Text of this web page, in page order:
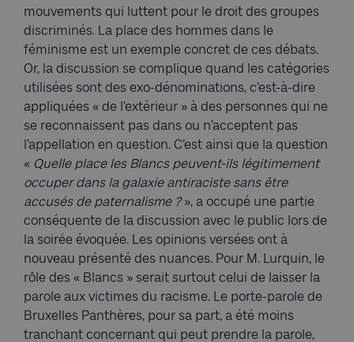
mouvements qui luttent pour le droit des groupes
discriminés. La place des hommes dans le
féminisme est un exemple concret de ces débats.
Or, la discussion se complique quand les catégories
utilisées sont des exo-dénominations, c’est-à-dire
appliquées « de l’extérieur » à des personnes qui ne
se reconnaissent pas dans ou n’acceptent pas
l’appellation en question. C’est ainsi que la question
« Quelle place les Blancs peuvent-ils légitimement
occuper dans la galaxie antiraciste sans être
accusés de paternalisme ?», a occupé une partie
conséquente de la discussion avec le public lors de
la soirée évoquée. Les opinions versées ont à
nouveau présenté des nuances. Pour M. Lurquin, le
rôle des « Blancs » serait surtout celui de laisser la
parole aux victimes du racisme. Le porte-parole de
Bruxelles Panthères, pour sa part, a été moins
tranchant concernant qui peut prendre la parole,